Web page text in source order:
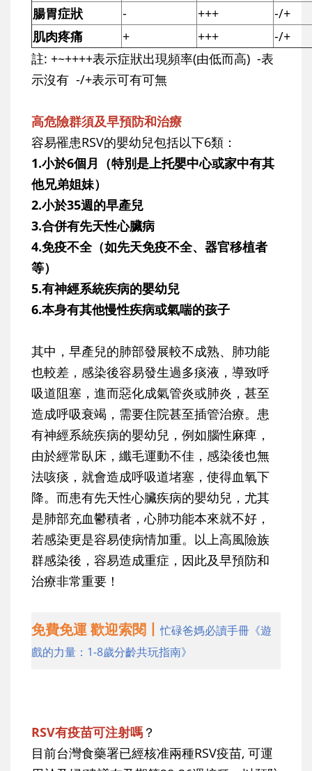
腸胃症狀
- +++
-/+
肌肉疼痛
+ +++
-/+
註: +~++++表示症狀出現頻率(由低而高) -表
示沒有 -/+表示可有可無
高危險群須及早預防和治療
容易罹患RSV的嬰幼兒包括以下6類：
1.小於6個月（特別是上托嬰中心或家中有其
他兄弟姐妹）
2.小於35週的早產兒
3.合併有先天性心臟病
4.免疫不全（如先天免疫不全、器官移植者
等）
5.有神經系統疾病的嬰幼兒
6.本身有其他慢性疾病或氣喘的孩子
其中，早產兒的肺部發展較不成熟、肺功能
也較差，感染後容易發生過多痰液，導致呼
吸道阻塞，進而惡化成氣管炎或肺炎，甚至
造成呼吸衰竭，需要住院甚至插管治療。患
有神經系統疾病的嬰幼兒，例如腦性麻痺，
由於經常臥床，纖毛運動不佳，感染後也無
法咳痰，就會造成呼吸道堵塞，使得血氧下
降。而患有先天性心臟疾病的嬰幼兒，尤其
是肺部充血鬱積者，心肺功能本來就不好，
若感染更是容易使病情加重。以上高風險族
群感染後，容易造成重症，因此及早預防和
治療非常重要！
免費免運 歡迎索閱丨忙碌爸媽必讀手冊《遊
戲的力量：1-8歲分齡共玩指南》
RSV有疫苗可注射嗎 ？
目前台灣食藥署已經核准兩種RSV疫苗, 可運